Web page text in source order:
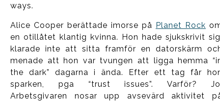
ways.
Alice Cooper berättade imorse på Planet Rock
en otillåtet klantig kvinna. Hon hade sjukskrivit
klarade inte att sitta framför en datorskärm
menade att hon var tvungen att ligga hemma
the dark” dagarna i ända. Efter ett tag får
sparken, pga “trust issues”. Varför?
Arbetsgivaren nosar upp avsevärd aktivitet